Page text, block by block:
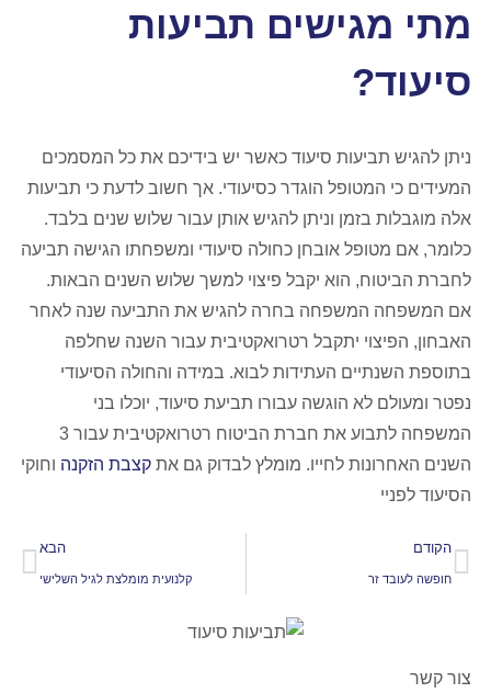
מתי מגישים תביעות
סיעוד?
ניתן להגיש תביעות סיעוד כאשר יש בידיכם את כל המסמכים
המעידים כי המטופל הוגדר כסיעודי. אך חשוב לדעת כי תביעות
אלה מוגבלות בזמן וניתן להגיש אותן עבור שלוש שנים בלבד.
כלומר, אם מטופל אובחן כחולה סיעודי ומשפחתו הגישה תביעה
לחברת הביטוח, הוא יקבל פיצוי למשך שלוש השנים הבאות.
אם המשפחה המשפחה בחרה להגיש את התביעה שנה לאחר
האבחון, הפיצוי יתקבל רטרואקטיבית עבור השנה שחלפה
בתוספת השנתיים העתידות לבוא. במידה והחולה הסיעודי
נפטר ומעולם לא הוגשה עבורו תביעת סיעוד, יוכלו בני
המשפחה לתבוע את חברת הביטוח רטרואקטיבית עבור 3
השנים האחרונות לחייו. מומלץ לבדוק גם את קצבת הזקנה וחוקי
הסיעוד לפניי
הקודם
חופשה לעובד זר
הבא
קלנועית מומלצת לגיל השלישי
צור קשר